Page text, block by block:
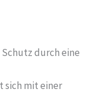
durch eine
sich mit einer